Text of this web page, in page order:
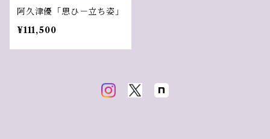
阿久津優「思ひ－立ち姿」
¥111,500